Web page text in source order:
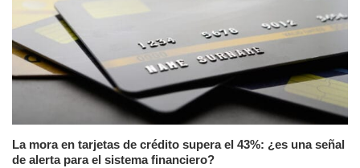
La mora en tarjetas de crédito supera el 43%: ¿es una señal
de alerta para el sistema financiero?